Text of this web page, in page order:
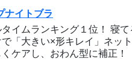
イトブラ
イムランキング１位！ 寝
で「大きい×形キレイ」ネ
くケアし、おわん型に補正！